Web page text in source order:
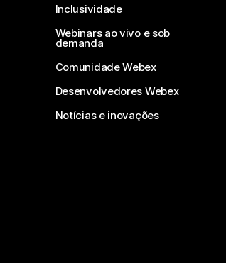
Inclusividade
Webinars ao vivo e sob
demanda
Comunidade Webex
Desenvolvedores Webex
Notícias e inovações